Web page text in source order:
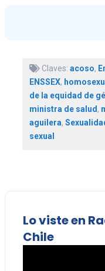
Claves: acoso,
ENSSEX,
de la equidad de
ministra de salud,
aguilera,
sexual
Lo viste en
Chile